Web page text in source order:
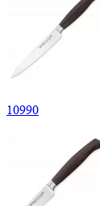
10990